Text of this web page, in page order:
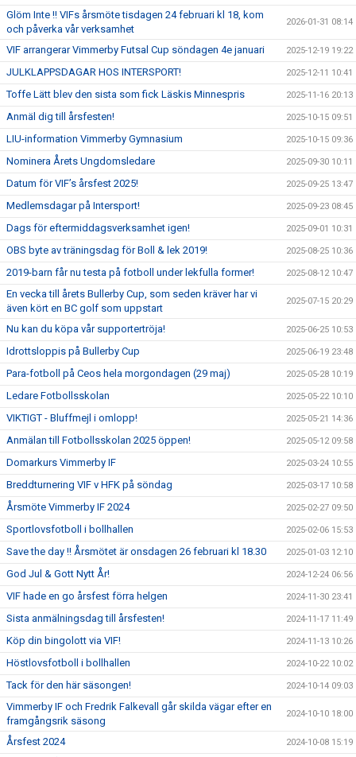
Glöm Inte !! VIFs årsmöte tisdagen 24 februari kl 18, kom
och påverka vår verksamhet
2026-01-31 08:14
VIF arrangerar Vimmerby Futsal Cup söndagen 4e januari 2025-12-19 19:22
JULKLAPPSDAGAR HOS INTERSPORT! 2025-12-11 10:41
Toffe Lätt blev den sista som fick Läskis Minnespris 2025-11-16 20:13
Anmäl dig till årsfesten! 2025-10-15 09:51
LIU-information Vimmerby Gymnasium 2025-10-15 09:36
Nominera Årets Ungdomsledare 2025-09-30 10:11
Datum för VIF’s årsfest 2025! 2025-09-25 13:47
Medlemsdagar på Intersport! 2025-09-23 08:45
Dags för eftermiddagsverksamhet igen! 2025-09-01 10:31
OBS byte av träningsdag för Boll & lek 2019! 2025-08-25 10:36
2019-barn får nu testa på fotboll under lekfulla former! 2025-08-12 10:47
En vecka till årets Bullerby Cup, som seden kräver har vi
även kört en BC golf som uppstart
2025-07-15 20:29
Nu kan du köpa vår supportertröja! 2025-06-25 10:53
Idrottsloppis på Bullerby Cup 2025-06-19 23:48
Para-fotboll på Ceos hela morgondagen (29 maj) 2025-05-28 10:19
Ledare Fotbollsskolan 2025-05-22 10:10
VIKTIGT - Bluffmejl i omlopp! 2025-05-21 14:36
Anmälan till Fotbollsskolan 2025 öppen! 2025-05-12 09:58
Domarkurs Vimmerby IF 2025-03-24 10:55
Breddturnering VIF v HFK på söndag 2025-03-17 10:58
Årsmöte Vimmerby IF 2024 2025-02-27 09:50
Sportlovsfotboll i bollhallen 2025-02-06 15:53
Save the day !! Årsmötet är onsdagen 26 februari kl 18.30 2025-01-03 12:10
God Jul & Gott Nytt År! 2024-12-24 06:56
VIF hade en go årsfest förra helgen 2024-11-30 23:41
Sista anmälningsdag till årsfesten! 2024-11-17 11:49
Köp din bingolott via VIF! 2024-11-13 10:26
Höstlovsfotboll i bollhallen 2024-10-22 10:02
Tack för den här säsongen! 2024-10-14 09:03
Vimmerby IF och Fredrik Falkevall går skilda vägar efter en
framgångsrik säsong
2024-10-10 18:00
Årsfest 2024 2024-10-08 15:19